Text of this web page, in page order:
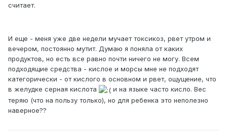
считает.
И еще - меня уже две недели мучает токсикоз, рвет утром и
вечером, постоянно мутит. Думаю я поняла от каких
продуктов, но есть все равно почти ничего не могу. Всем
подходящие средства - кислое и морсы мне не подходят
категорически - от кислого в основном и рвет, ощущение, что
в желудке серная кислота
и на языке часто кисло. Вес
теряю (что на пользу только), но для ребенка это неполезно
наверное??